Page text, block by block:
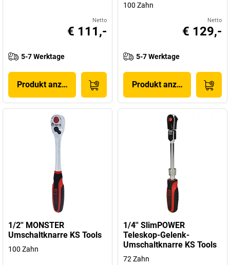
Netto
€ 111,-
5-7 Werktage
Produkt anzeigen
100 Zahn
Netto
€ 129,-
5-7 Werktage
Produkt anzeigen
1/2'' MONSTER
Umschaltknarre KS Tools
100 Zahn
1/4'' SlimPOWER
Teleskop-Gelenk-
Umschaltknarre KS Tools
72 Zahn